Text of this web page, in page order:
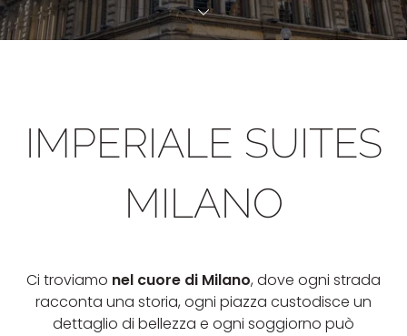
IMPERIALE SUITES
MILANO
Ci troviamo nel cuore di Milano, dove ogni strada
racconta una storia, ogni piazza custodisce un
dettaglio di bellezza e ogni soggiorno può